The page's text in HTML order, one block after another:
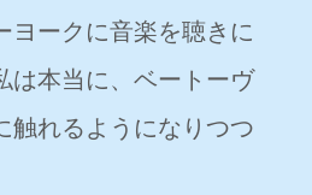
ヨークに音楽を聴きに
は本当に、ベートーヴ
触れるようになりつつ